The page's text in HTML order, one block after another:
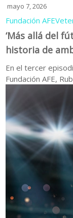
mayo 7, 2026
Fundación AFE
‘Más allá del
historia de
En el tercer
Fundación AFE,